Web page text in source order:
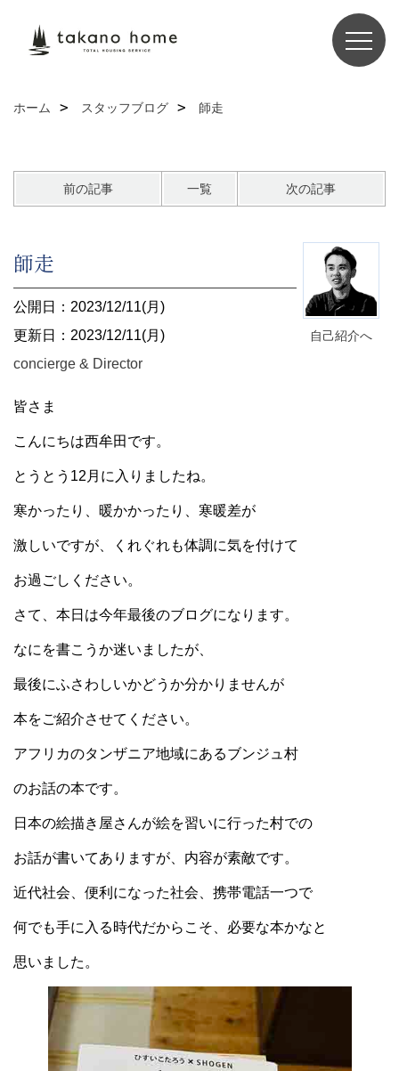
ホーム スタッフブログ 師走
前の記事 一覧 次の記事
自己紹介へ
師走
公開日：2023/12/11(月)
更新日：2023/12/11(月)
concierge & Director
皆さま
こんにちは西牟田です。
とうとう12月に入りましたね。
寒かったり、暖かかったり、寒暖差が
激しいですが、くれぐれも体調に気を付けて
お過ごしください。
さて、本日は今年最後のブログになります。
なにを書こうか迷いましたが、
最後にふさわしいかどうか分かりませんが
本をご紹介させてください。
アフリカのタンザニア地域にあるブンジュ村
のお話の本です。
日本の絵描き屋さんが絵を習いに行った村での
お話が書いてありますが、内容が素敵です。
近代社会、便利になった社会、携帯電話一つで
何でも手に入る時代だからこそ、必要な本かなと
思いました。